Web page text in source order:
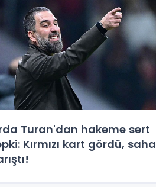
Turan'dan hakeme sert
Kırmızı kart gördü, saha